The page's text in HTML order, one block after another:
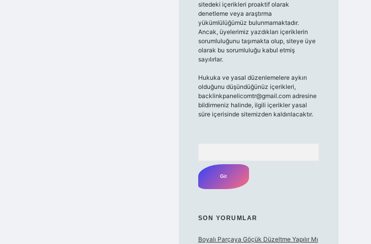
sitedeki içerikleri proaktif olarak
denetleme veya araştırma
yükümlülüğümüz bulunmamaktadır.
Ancak, üyelerimiz yazdıkları içeriklerin
sorumluluğunu taşımakta olup, siteye üye
olarak bu sorumluluğu kabul etmiş
sayılırlar.
Hukuka ve yasal düzenlemelere aykırı
olduğunu düşündüğünüz içerikleri,
backlinkpanelicomtr@gmail.comadresine
bildirmeniz halinde, ilgili içerikler yasal
süre içerisinde sitemizden kaldırılacaktır.
SON YORUMLAR
Boyalı Parçaya Göçük Düzeltme Yapılır Mı